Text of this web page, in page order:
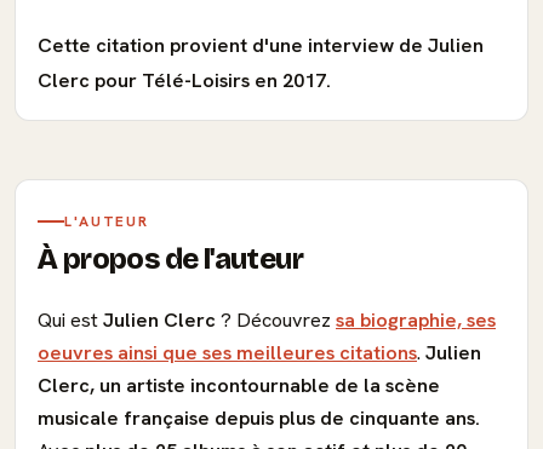
Cette citation provient d'une interview de Julien
Clerc pour Télé-Loisirs en 2017.
L'AUTEUR
À propos de l'auteur
Qui estJulien Clerc ? Découvrez sa biographie, ses
oeuvres ainsi que ses meilleures citations. Julien
Clerc, un artiste incontournable de la scène
musicale française depuis plus de cinquante ans.